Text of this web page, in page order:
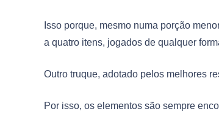
Isso porque, mesmo numa porção
a quatro itens, jogados de qualquer
Outro truque, adotado pelos melhores
Por isso, os elementos são sempre